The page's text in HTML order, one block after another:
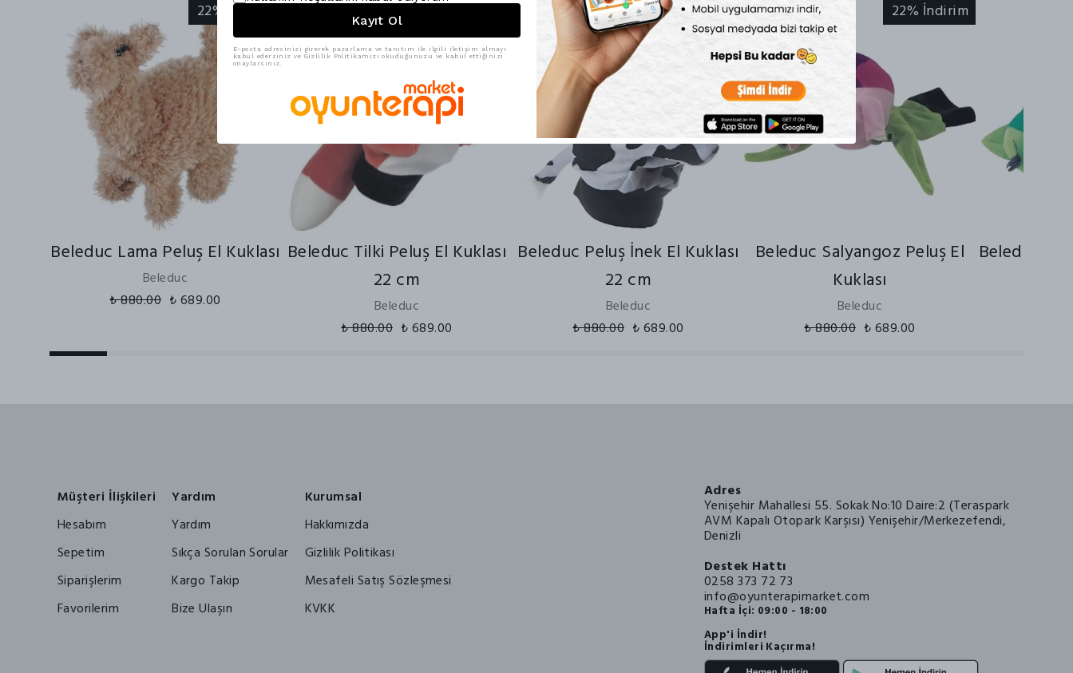
22% İndirim
Beleduc Lama Peluş El Kuklası
Beleduc
₺ 880.00 ₺ 689.00
Beleduc Tilki Peluş El Kuklası
22 cm
Beleduc
₺ 880.00 ₺ 689.00
22% İndirim
Beleduc Peluş İnek El Kuklası
22 cm
Beleduc
₺ 880.00 ₺ 689.00
22% İndirim
Beleduc Salyangoz Peluş El
Kuklası
Beleduc
₺ 880.00 ₺ 689.00
Beleduc
Müşteri İlişkileri
Hesabım
Sepetim
Siparişlerim
Favorilerim
Yardım
Yardım
Sıkça Sorulan Sorular
Kargo Takip
Bize Ulaşın
Kurumsal
Hakkımızda
Gizlilik Politikası
Mesafeli Satış Sözleşmesi
KVKK
Adres
Yenişehir Mahallesi 55. Sokak No:10 Daire:2 (Teraspark
AVM Kapalı Otopark Karşısı) Yenişehir/Merkezefendi,
Denizli
Destek Hattı
0258 373 72 73
info@oyunterapimarket.com
Hafta İçi: 09:00 - 18:00
App'i İndir!
İndirimleri Kaçırma!
Kayıt Ol
E-posta adresinizi girerek pazarlama ve tanıtım ile ilgili iletişim almayı
kabul edersiniz ve Gizlilik Politikamızı okuduğunuzu ve kabul ettiğinizi
onaylarsınız.